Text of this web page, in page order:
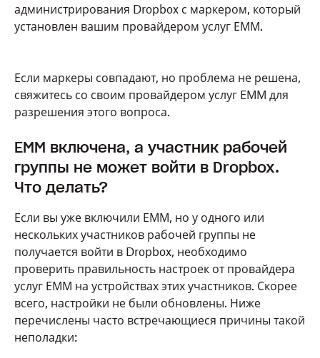
администрирования Dropbox с маркером, который
установлен вашим провайдером услуг ЕММ.
Если маркеры совпадают, но проблема не решена,
свяжитесь со своим провайдером услуг ЕММ для
разрешения этого вопроса.
ЕММ включена, а участник рабочей
группы не может войти в Dropbox.
Что делать?
Если вы уже включили ЕММ, но у одного или
нескольких участников рабочей группы не
получается войти в Dropbox, необходимо
проверить правильность настроек от провайдера
услуг ЕММ на устройствах этих участников. Скорее
всего, настройки не были обновлены. Ниже
перечислены часто встречающиеся причины такой
неполадки: